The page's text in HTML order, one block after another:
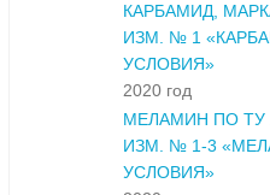
КАРБАМИД,
ИЗМ. № 1
УСЛОВИЯ»
2020 год
МЕЛАМИН ПО ТУ
ИЗМ. № 1-3
УСЛОВИЯ»